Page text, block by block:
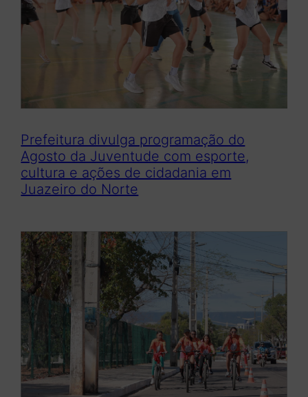
Prefeitura divulga programação do
Agosto da Juventude com esporte,
cultura e ações de cidadania em
Juazeiro do Norte